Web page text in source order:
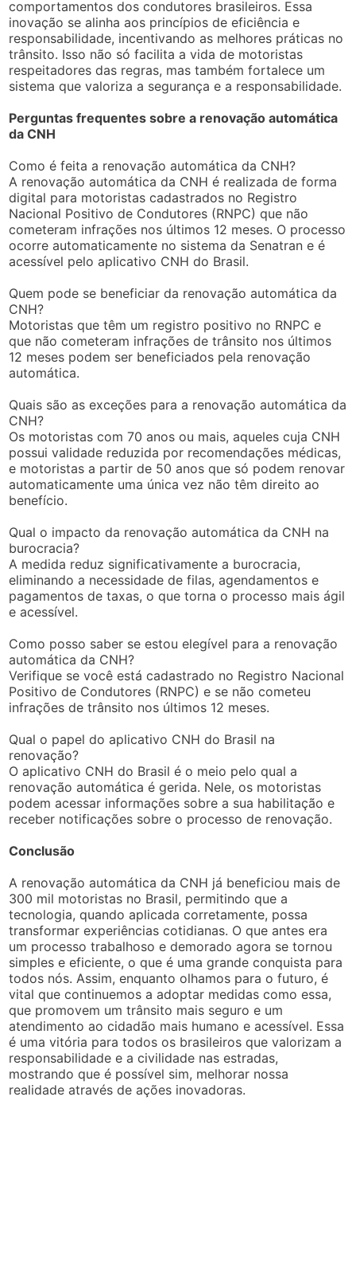
comportamentos dos condutores brasileiros. Essa
inovação se alinha aos princípios de eficiência e
responsabilidade, incentivando as melhores práticas no
trânsito. Isso não só facilita a vida de motoristas
respeitadores das regras, mas também fortalece um
sistema que valoriza a segurança e a responsabilidade.
Perguntas frequentes sobre a renovação automática
da CNH
Como é feita a renovação automática da CNH?
A renovação automática da CNH é realizada de forma
digital para motoristas cadastrados no Registro
Nacional Positivo de Condutores (RNPC) que não
cometeram infrações nos últimos 12 meses. O processo
ocorre automaticamente no sistema da Senatran e é
acessível pelo aplicativo CNH do Brasil.
Quem pode se beneficiar da renovação automática da
CNH?
Motoristas que têm um registro positivo no RNPC e
que não cometeram infrações de trânsito nos últimos
12 meses podem ser beneficiados pela renovação
automática.
Quais são as exceções para a renovação automática da
CNH?
Os motoristas com 70 anos ou mais, aqueles cuja CNH
possui validade reduzida por recomendações médicas,
e motoristas a partir de 50 anos que só podem renovar
automaticamente uma única vez não têm direito ao
benefício.
Qual o impacto da renovação automática da CNH na
burocracia?
A medida reduz significativamente a burocracia,
eliminando a necessidade de filas, agendamentos e
pagamentos de taxas, o que torna o processo mais ágil
e acessível.
Como posso saber se estou elegível para a renovação
automática da CNH?
Verifique se você está cadastrado no Registro Nacional
Positivo de Condutores (RNPC) e se não cometeu
infrações de trânsito nos últimos 12 meses.
Qual o papel do aplicativo CNH do Brasil na
renovação?
O aplicativo CNH do Brasil é o meio pelo qual a
renovação automática é gerida. Nele, os motoristas
podem acessar informações sobre a sua habilitação e
receber notificações sobre o processo de renovação.
Conclusão
A renovação automática da CNH já beneficiou mais de
300 mil motoristas no Brasil, permitindo que a
tecnologia, quando aplicada corretamente, possa
transformar experiências cotidianas. O que antes era
um processo trabalhoso e demorado agora se tornou
simples e eficiente, o que é uma grande conquista para
todos nós. Assim, enquanto olhamos para o futuro, é
vital que continuemos a adoptar medidas como essa,
que promovem um trânsito mais seguro e um
atendimento ao cidadão mais humano e acessível. Essa
é uma vitória para todos os brasileiros que valorizam a
responsabilidade e a civilidade nas estradas,
mostrando que é possível sim, melhorar nossa
realidade através de ações inovadoras.